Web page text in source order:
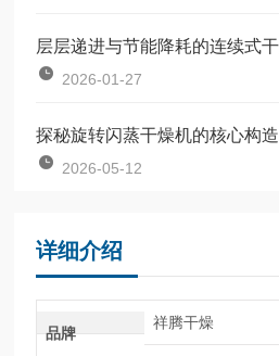
2026-01-27
探秘旋转闪蒸干燥机的核心构造
2026-05-12
详细介绍
品牌
祥腾干燥